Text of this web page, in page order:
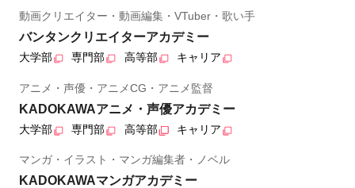
動画クリエイター・動画編集・VTuber・歌い手
バンタンクリエイターアカデミー
大学部 専門部 高等部 キャリア
アニメ・声優・アニメCG・アニメ監督
KADOKAWAアニメ・声優アカデミー
大学部 専門部 高等部 キャリア
マンガ・イラスト・マンガ編集者・ノベル
KADOKAWAマンガアカデミー